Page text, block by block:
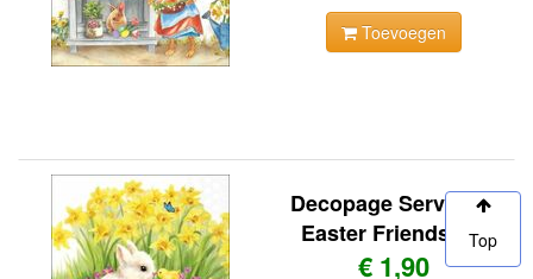
Toevoegen
Decopage Servetten
Easter Friends 5st
€ 1,90
Top